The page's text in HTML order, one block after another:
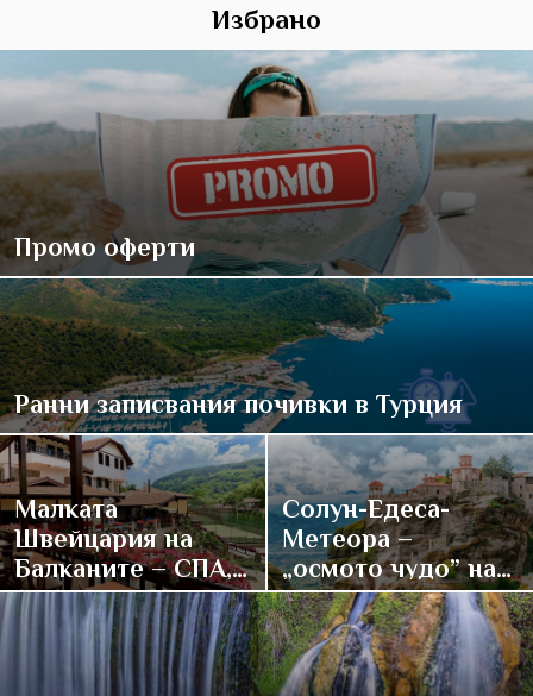
Избрано
Промо оферти
Ранни записвания почивки в Турция
Малката
Швейцария на
Балканите – СПА,
традиции и купон
Солун-Едеса-
Метеора –
„осмото чудо” на
върха на света